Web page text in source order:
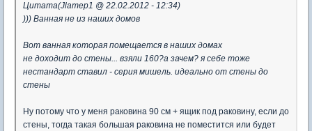
Цитата(Jlamep1 @ 22.02.2012 - 12:34)
))) Ванная не из наших домов
Вот ванная которая помещается в наших домах
не доходит до стены... взяли 160?а зачем? я себе тоже
нестандарт ставил - серия мишель. идеально от стены до
стены
Ну потому что у меня раковина 90 см + ящик под раковину, если до
стены, тогда такая большая раковина не поместится или будет